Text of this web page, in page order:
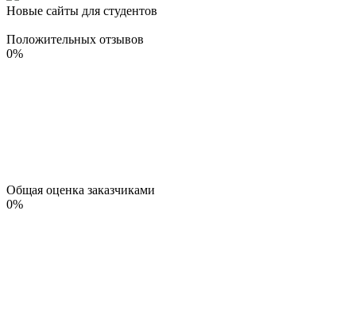
Новые сайты для студентов
Положительных отзывов
0%
Общая оценка заказчиками
0%